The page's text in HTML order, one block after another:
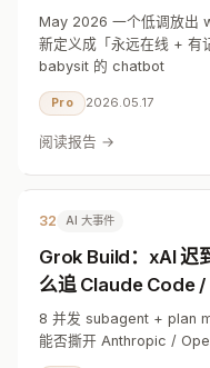
May 2026 一个低调放出
新定义成「永远在线 + 有
babysit 的 chatbot
Pro 2026.05.17
阅读报告 →
32 AI 大事件
Grok Build：xAI 迟
么追 Claude Code
8 并发 subagent + plan
能否撕开 Anthropic /